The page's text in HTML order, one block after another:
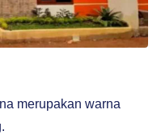
merupakan warna